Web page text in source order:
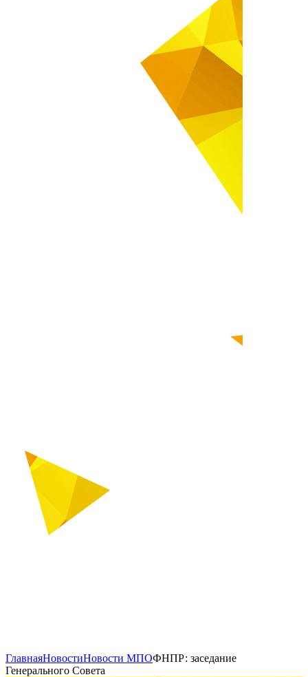
ГлавнаяНовостиНовости МПОФНПР: заседание
Генерального Совета